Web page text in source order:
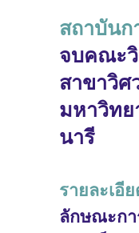
สถาบันก
จบคณะ
สาขาวิศ
มหาวิทย
นารี
รายละเอี
ลักษณะกา